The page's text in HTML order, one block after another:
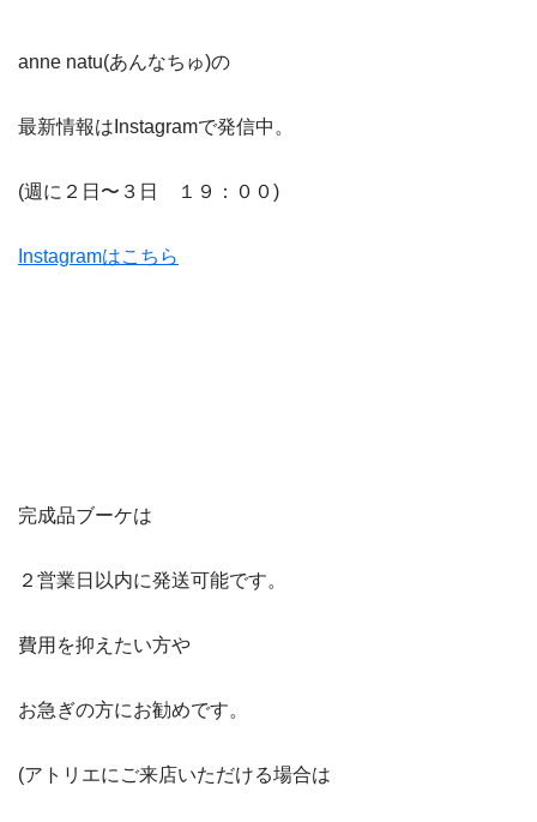
anne natu(あんなちゅ)の
最新情報はInstagramで発信中。
(週に２日〜３日 １９：００)
Instagramはこちら
完成品ブーケは
２営業日以内に発送可能です。
費用を抑えたい方や
お急ぎの方にお勧めです。
(アトリエにご来店いただける場合は